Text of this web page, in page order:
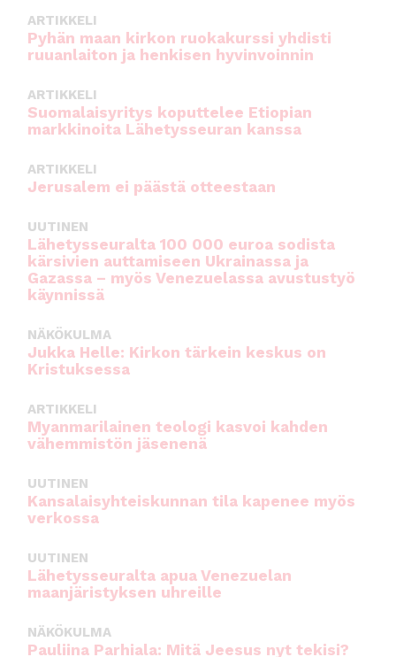
k
ARTIKKELI
Pyhän maan kirkon ruokakurssi yhdisti
ruuanlaiton ja henkisen hyvinvoinnin
ARTIKKELI
Suomalaisyritys koputtelee Etiopian
markkinoita Lähetysseuran kanssa
ARTIKKELI
Jerusalem ei päästä otteestaan
UUTINEN
Lähetysseuralta 100 000 euroa sodista
kärsivien auttamiseen Ukrainassa ja
Gazassa – myös Venezuelassa avustustyö
käynnissä
NÄKÖKULMA
Jukka Helle: Kirkon tärkein keskus on
Kristuksessa
ARTIKKELI
Myanmarilainen teologi kasvoi kahden
vähemmistön jäsenenä
UUTINEN
Kansalaisyhteiskunnan tila kapenee myös
verkossa
UUTINEN
Lähetysseuralta apua Venezuelan
maanjäristyksen uhreille
NÄKÖKULMA
Pauliina Parhiala: Mitä Jeesus nyt tekisi?